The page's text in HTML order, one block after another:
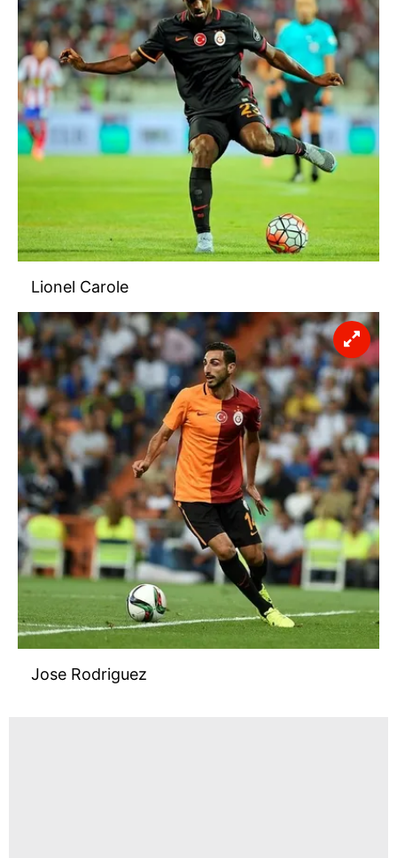
kullanılmaktadır. Diğer çerezler, sitemizin daha işlevsel
kılınması ve kişiselleştirilmesi ve sizlere yönelik
reklam/pazarlama faaliyetlerinin yapılması, amaçlarıyla
sınırlı olarak açık rızanız dahilinde kullanılacaktır.
Çerezlere ilişkin tercihlerinizi aşağıda yer alan panel
vasıtasıyla belirleyebilirsiniz. Çerezlere ilişkin detaylı bilgi
için Ayarlar butonuna tıklayabilir,Çerez Bilgilendirme
Metnimiziziyaret edebilirsiniz.
6698 sayılı Kişisel Verilerin Korunması Kanunu uyarınca
hazırlanmış Aydınlatma Metnimizi okumak ve sitemizde
ilgili mevzuata uygun olarak kullanılan çerezlerle ilgili bilgi
almak için lütfentıklayınız
Lionel Carole
Jose Rodriguez